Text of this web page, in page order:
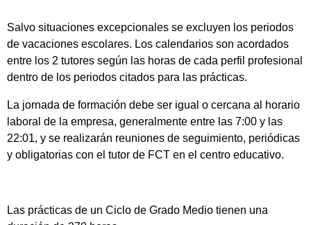
Salvo situaciones excepcionales se excluyen los periodos
de vacaciones escolares. Los calendarios son acordados
entre los 2 tutores según las horas de cada perfil profesional
dentro de los periodos citados para las prácticas.
La jornada de formación debe ser igual o cercana al horario
laboral de la empresa, generalmente entre las 7:00 y las
22:01, y se realizarán reuniones de seguimiento, periódicas
y obligatorias con el tutor de FCT en el centro educativo.
Las prácticas de un Ciclo de Grado Medio tienen una